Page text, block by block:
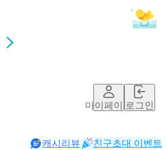
마이페이지로그인
캐시리뷰 친구초대 이벤트